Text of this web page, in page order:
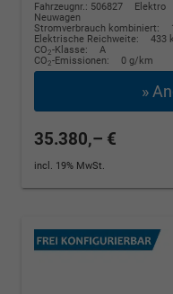
Fahrzeugnr.: 506827
Elektro
Neuwagen
Stromverbrauch kombiniert:
Elektrische Reichweite:
433
CO2-Klasse:
A
CO2-Emissionen: 0 g/km
»
35.380,– €
incl. 19% MwSt.